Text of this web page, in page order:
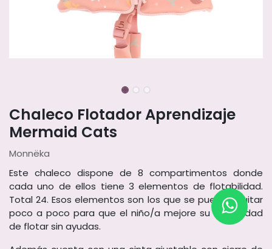
Chaleco Flotador Aprendizaje
Mermaid Cats
Monnëka
Este chaleco dispone de 8 compartimentos donde
cada uno de ellos tiene 3 elementos de flotabilidad.
Total 24. Esos elementos son los que se pueden quitar
poco a poco para que el niño/a mejore su capacidad
de flotar sin ayudas.